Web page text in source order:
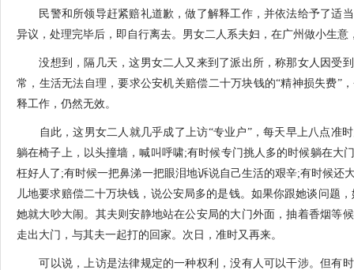
民警和所领导赶紧赔礼道歉，做了解释工作，并依法给予了适当
异议，处理完毕后，即自行离去。男女二人系夫妇，在广州做小生意
没想到，隔几天，这男女二人又来到了派出所，称那女人因受到
常，生活无法自理，要求公安机关赔偿二十万块钱的“精神损失费”
释工作，仍然无效。
自此，这男女二人就几乎成了上访“专业户”，每天早上八点准
躺在椅子上，以头撞墙，喊叫呼啸;有时候专门挑人多的时候躺在大
枉好人了;有时候一把鼻涕一把眼泪地诉说自己生活的艰辛;有时候还
儿地要求赔偿二十万块钱，说公安局多的是钱。如果你跟她谈问题
她就大吵大闹。其夫则安静地站在公安局的大门外面，抽着香烟等
走出大门，与其夫一起打的回家。次日，准时又再来。
可以说，上访是法律规定的一种权利，没有人可以干涉。但有时